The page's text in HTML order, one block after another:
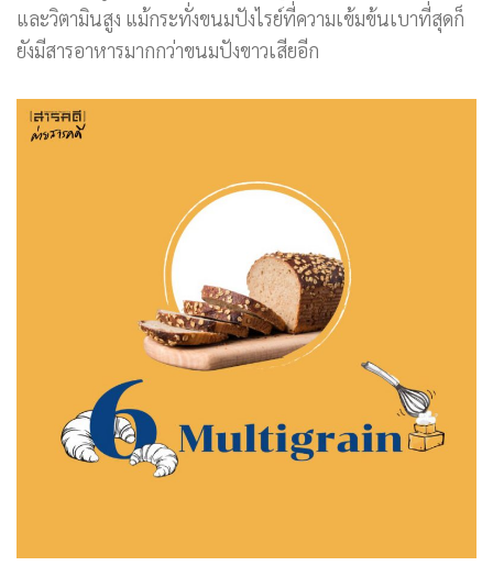
และวิตามินสูง แม้กระทั่งขนมปังไรย์ที่ความเข้มข้นเบาที่สุดก็
ยังมีสารอาหารมากกว่าขนมปังขาวเสียอีก